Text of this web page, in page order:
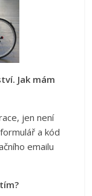
Jak mám
jen není
a kód
emailu